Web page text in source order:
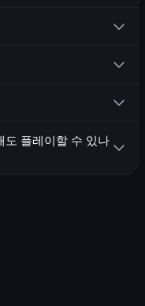
하고 있습니다
보유하고 있습니다
키는 공격대 오라를
필요로 하며, 이를 생
도 플레이할 수 있나